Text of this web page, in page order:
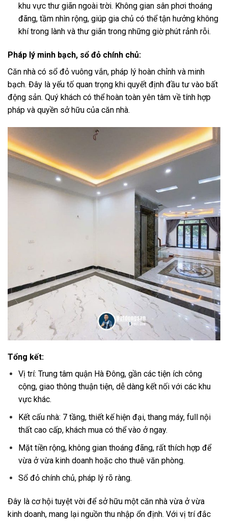
khu vực thư giãn ngoài trời. Không gian sân phơi thoáng
đãng, tầm nhìn rộng, giúp gia chủ có thể tận hưởng không
khí trong lành và thư giãn trong những giờ phút rảnh rỗi.
Pháp lý minh bạch, sổ đỏ chính chủ:
Căn nhà có sổ đỏ vuông vắn, pháp lý hoàn chỉnh và minh
bạch. Đây là yếu tố quan trọng khi quyết định đầu tư vào bất
động sản. Quý khách có thể hoàn toàn yên tâm về tính hợp
pháp và quyền sở hữu của căn nhà.
Tổng kết:
Vị trí: Trung tâm quận Hà Đông, gần các tiện ích công
cộng, giao thông thuận tiện, dễ dàng kết nối với các khu
vực khác.
Kết cấu nhà: 7 tầng, thiết kế hiện đại, thang máy, full nội
thất cao cấp, khách mua có thể vào ở ngay.
Mặt tiền rộng, không gian thoáng đãng, rất thích hợp để
vừa ở vừa kinh doanh hoặc cho thuê văn phòng.
Sổ đỏ chính chủ, pháp lý rõ ràng.
Đây là cơ hội tuyệt vời để sở hữu một căn nhà vừa ở vừa
kinh doanh, mang lại nguồn thu nhập ổn định. Với vị trí đắc